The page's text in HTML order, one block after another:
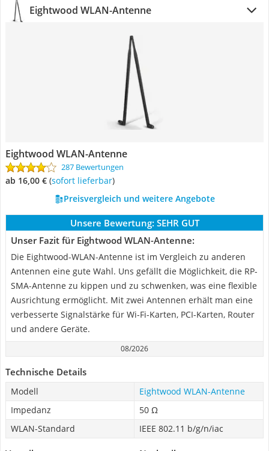
Eightwood WLAN-Antenne
Eightwood WLAN-Antenne
287 Bewertungen
ab 16,00 € ( Sofort lieferbar)
Preisvergleich und weitere Angebote
Unsere Bewertung: SEHR GUT
Unser Fazit für Eightwood WLAN-Antenne:
Die Eightwood-WLAN-Antenne ist im Vergleich zu anderen
Antennen eine gute Wahl. Uns gefällt die Möglichkeit, die RP-
SMA-Antenne zu kippen und zu schwenken, was eine flexible
Ausrichtung ermöglicht. Mit zwei Antennen erhält man eine
verbesserte Signalstärke für Wi-Fi-Karten, PCI-Karten, Router
und andere Geräte.
08/2026
Technische Details
Modell
Eightwood WLAN-Antenne
Impedanz
50 Ω
WLAN-Standard
IEEE 802.11 b/g/n/iac